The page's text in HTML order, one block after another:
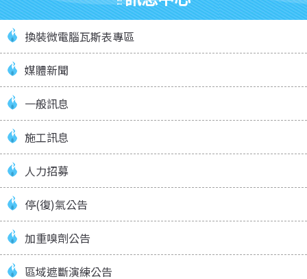
換裝微電腦瓦斯表專區
媒體新聞
一般訊息
施工訊息
人力招募
停(復)氣公告
加重嗅劑公告
區域遮斷演練公告